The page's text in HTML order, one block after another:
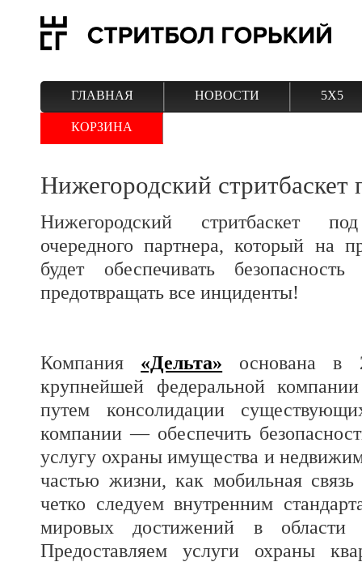
ГЛАВНАЯ НОВОСТИ 5Х5
КОРЗИНА
Нижегородский
Нижегородский стритбаскет
очередного партнера, который на
будет обеспечивать
предотвращать все инциденты!
Компания «Дельта» основана в
крупнейшей федеральной
путем консолидации
компании — обеспечить
услугу охраны имущества и
частью жизни, как мобильная
четко следуем внутренним
мировых достижений в области
Предоставляем услуги охраны